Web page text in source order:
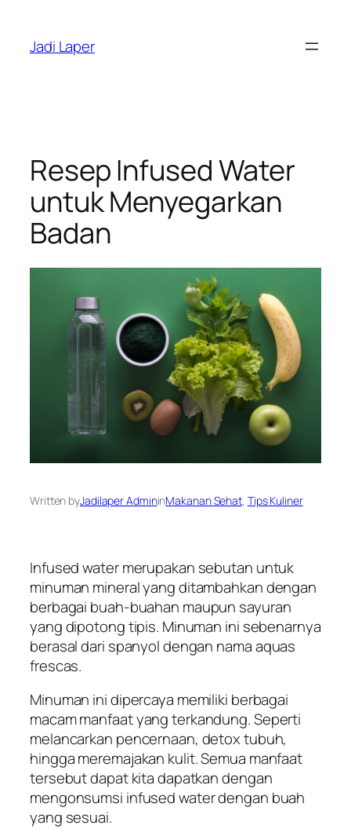
content
Jadi Laper
Resep Infused Water
untuk Menyegarkan
Badan
Written byJadilaper AdmininMakanan Sehat, Tips Kuliner
Infused water merupakan sebutan untuk
minuman mineral yang ditambahkan dengan
berbagai buah-buahan maupun sayuran
yang dipotong tipis. Minuman ini sebenarnya
berasal dari spanyol dengan namaaquas
frescas.
Minuman ini dipercaya memiliki berbagai
macam manfaat yang terkandung. Seperti
melancarkan pencernaan, detox tubuh,
hingga meremajakan kulit. Semua manfaat
tersebut dapat kita dapatkan dengan
mengonsumsi infused water dengan buah
yang sesuai.